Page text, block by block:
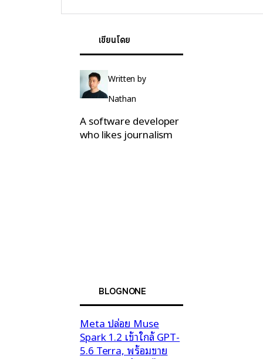
เขียนโดย
Written by
Nathan
A software developer
who likes journalism
BLOGNONE
Meta ปล่อย Muse
Spark 1.2 เข้าใกล้ GPT-
5.6 Terra, พร้อมขาย